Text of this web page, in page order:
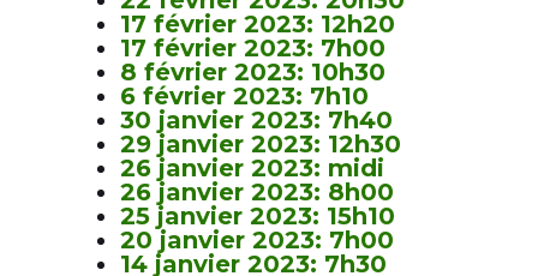
17 février 2023: 12h20
17 février 2023: 7h00
8 février 2023: 10h30
6 février 2023: 7h10
30 janvier 2023: 7h40
29 janvier 2023: 12h30
26 janvier 2023: midi
26 janvier 2023: 8h00
25 janvier 2023: 15h10
20 janvier 2023: 7h00
14 janvier 2023: 7h30